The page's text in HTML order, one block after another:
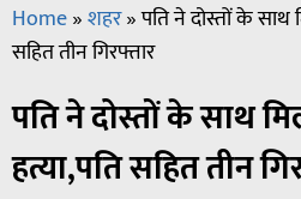
Home»शहर»पति ने दोस्तों के साथ
सहित तीन गिरफ्तार
पति ने दोस्तों के साथ
हत्या,पति सहित तीन